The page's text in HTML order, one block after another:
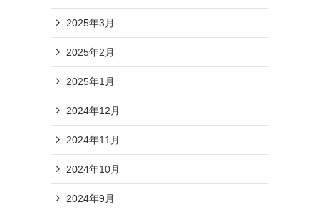
2025年3月
2025年2月
2025年1月
2024年12月
2024年11月
2024年10月
2024年9月